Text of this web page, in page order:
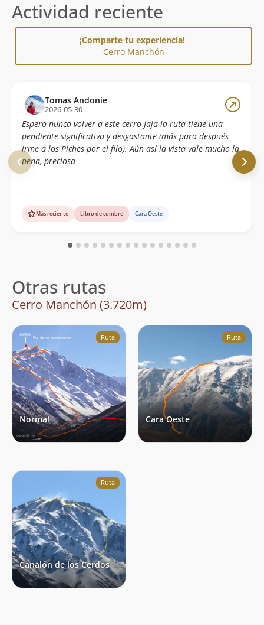
Actividad reciente
¡Comparte tu experiencia!
Cerro Manchón
Tomas Andonie
2026-05-30
Espero nunca volver a este cerro Jaja la ruta tiene una
pendiente significativa y desgastante (más para después
irme a los Piches por el filo). Aún así la vista vale mucho la
pena, preciosa
Más reciente Libro de cumbre Cara Oeste
Otras rutas
Cerro Manchón (3.720m)
Ruta
Normal
Ruta
Cara Oeste
Ruta
Canalón de los Cerdos